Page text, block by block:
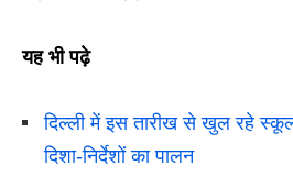
यह भी पढ़े
दिल्ली में इस तारीख से खुल रहे
दिशा-निर्देशों का पालन